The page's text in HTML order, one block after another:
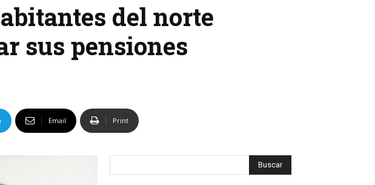
del norte
sus pensiones
Email Print